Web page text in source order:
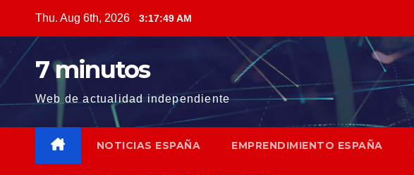
content
Thu. Aug 6th, 2026 3:17:50 AM
7 minutos
Web de actualidad independiente
NOTICIAS ESPAÑA EMPRENDIMIENTO ESPAÑA